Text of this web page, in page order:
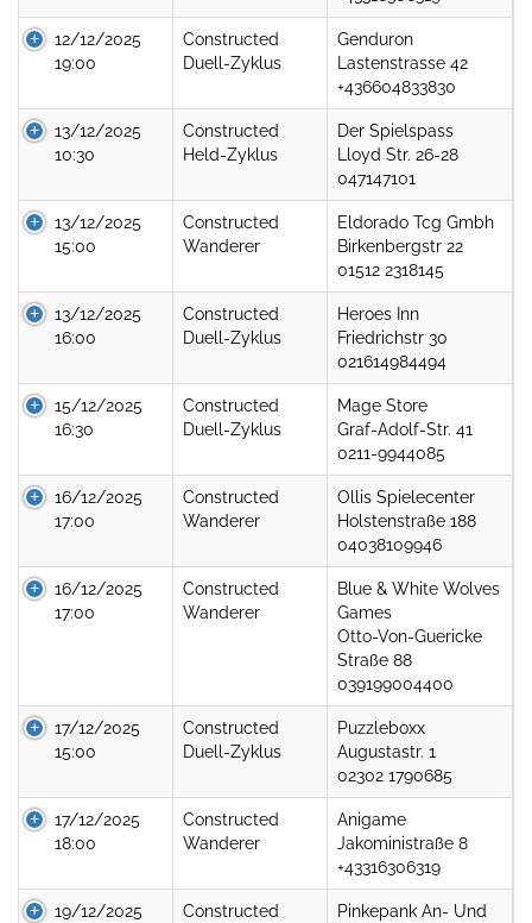
12/12/2025
19:00
Constructed
Duell-Zyklus
Genduron
Lastenstrasse 42
+436604833830
13/12/2025
10:30
Constructed
Held-Zyklus
Der Spielspass
Lloyd Str. 26-28
047147101
13/12/2025
15:00
Constructed
Wanderer
Eldorado Tcg Gmbh
Birkenbergstr 22
01512 2318145
13/12/2025
16:00
Constructed
Duell-Zyklus
Heroes Inn
Friedrichstr 30
021614984494
15/12/2025
16:30
Constructed
Duell-Zyklus
Mage Store
Graf-Adolf-Str. 41
0211-9944085
16/12/2025
17:00
Constructed
Wanderer
Ollis Spielecenter
Holstenstraße 188
04038109946
16/12/2025
17:00
Constructed
Wanderer
Blue & White Wolves
Games
Otto-Von-Guericke
Straße 88
039199004400
17/12/2025
15:00
Constructed
Duell-Zyklus
Puzzleboxx
Augustastr. 1
02302 1790685
17/12/2025
18:00
Constructed
Wanderer
Anigame
Jakoministraße 8
+43316306319
19/12/2025
Constructed
Pinkepank An- Und